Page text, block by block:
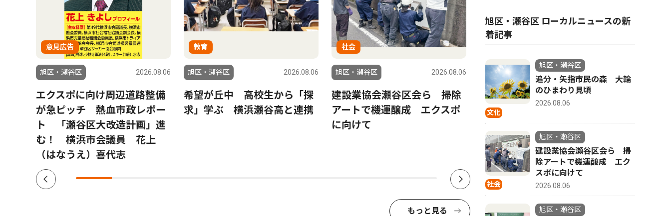
意見広告
旭区・瀬谷区 2026.08.06
エクスポに向け周辺道路整備
が急ピッチ 熱血市政レポー
ト 「瀬谷区大改造計画」進
む！ 横浜市会議員 花上
（はなうえ）喜代志
教育
旭区・瀬谷区 2026.08.06
希望が丘中 高校生から「探
求」学ぶ 横浜瀬谷高と連携
社会
旭区・瀬谷区 2026.08.06
建設業協会瀬谷区会ら 掃除
アートで機運醸成 エクスポ
に向けて
トップニュース 社会
旭区・瀬谷区 2026.08.06
瀬谷区のケアマネ組織 「在
宅介護従事者の安全を」 殺
害事件受け国に要望
ーで講演
もっと見る
旭区・瀬谷区 ローカルニュースの新
着記事
文化
旭区・瀬谷区
追分・矢指市民の森 大輪
のひまわり見頃
2026.08.06
社会
旭区・瀬谷区
建設業協会瀬谷区会ら 掃
除アートで機運醸成 エク
スポに向けて
2026.08.06
旭区・瀬谷区